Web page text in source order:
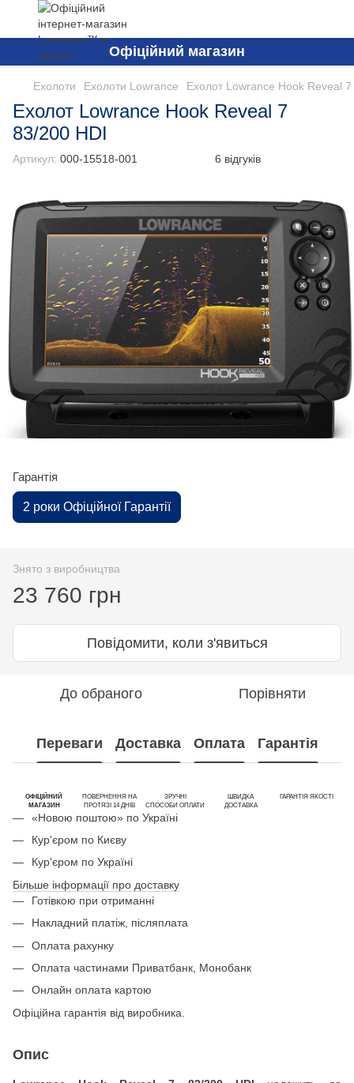
Офіційний магазин
Ехолоти Ехолоти Lowrance Ехолот Lowrance Hook Reveal
Ехолот Lowrance Hook Reveal 7
83/200 HDI
Артикул: 000-15518-001 6 відгуків
Гарантія
2 роки Офіційної Гарантії
Знято з виробництва
23 760 грн
Повідомити, коли з'явиться
До обраного Порівняти
Переваги Доставка Оплата Гарантія
ОФІЦІЙНИЙ
МАГАЗИН
ПОВЕРНЕННЯ НА
ПРОТЯЗІ 14 ДНІВ
ЗРУЧНІ
СПОСОБИ ОПЛАТИ
ШВИДКА
ДОСТАВКА
ГАРАНТІЯ ЯКОСТІ
«Новою поштою» по Україні
Кур'єром по Києву
Кур'єром по Україні
Більше інформації про доставку
Готівкою при отриманні
Накладний платіж, післяплата
Оплата рахунку
Оплата частинами Приватбанк, Монобанк
Онлайн оплата картою
Офіційна гарантія від виробника.
Опис